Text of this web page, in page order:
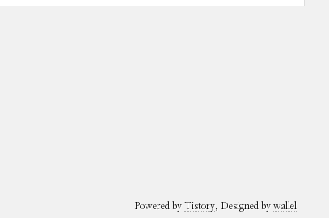
Powered byTistory , Designed bywallel